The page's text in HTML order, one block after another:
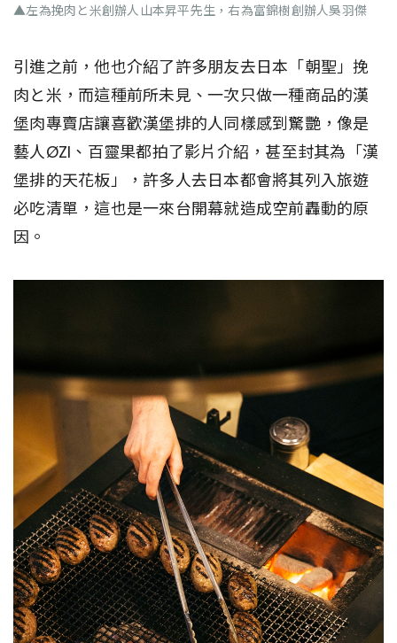
▲左為挽肉と米創辦人山本昇平先生，右為富錦樹創辦人吳羽傑
引進之前，他也介紹了許多朋友去日本「朝聖」挽
肉と米，而這種前所未見、一次只做一種商品的漢
堡肉專賣店讓喜歡漢堡排的人同樣感到驚艷，像是
藝人ØZI、百靈果都拍了影片介紹，甚至封其為「漢
堡排的天花板」，許多人去日本都會將其列入旅遊
必吃清單，這也是一來台開幕就造成空前轟動的原
因。